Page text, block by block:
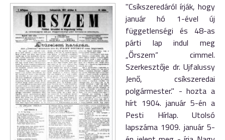
"Csíkszeredáról írják, hogy
januárhó 1-évelúj
függetlenségi és 48-as
párti lapindulmeg
„Őrszem“ cimmel.
Szerkesztője dr. Ujfalussy
Jenő, csíkszeredai
polgármester." - hozta a
hírt 1904. január 5-én a
Pesti Hírlap. Utolsó
lapszáma 1909. január 5-